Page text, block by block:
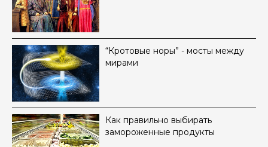
“Кротовые норы” - мосты между
мирами
Как правильно выбирать
замороженные продукты